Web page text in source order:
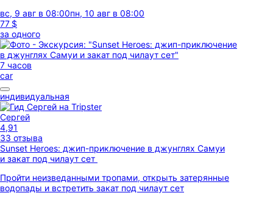
вс, 9 авг в 08:00пн, 10 авг в 08:00
77 $
за одного
7 часов
car
индивидуальная
Сергей
4,91
33 отзыва
Sunset Heroes: джип-приключение в джунглях Самуи
и закат под чилаут сет
Пройти неизведанными тропами, открыть затерянные
водопады и встретить закат под чилаут сет